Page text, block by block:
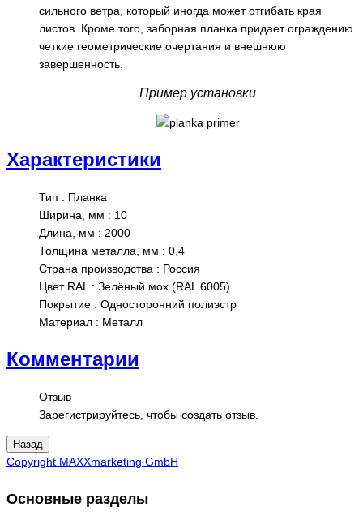
сильного ветра, который иногда может отгибать края
листов. Кроме того, заборная планка придает ограждению
четкие геометрические очертания и внешнюю
завершенность.
Пример установки
Характеристики
Тип : Планка
Ширина, мм : 10
Длина, мм : 2000
Толщина металла, мм : 0,4
Страна производства : Россия
Цвет RAL : Зелёный мох (RAL 6005)
Покрытие : Односторонний полиэстр
Материал : Металл
Комментарии
Отзыв
Зарегистрируйтесь, чтобы создать отзыв.
Copyright MAXXmarketing GmbH
Основные разделы